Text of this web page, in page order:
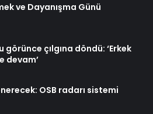
ve Dayanışma Günü
görünce çılgına döndü: ‘Erkek
devam’
OSB radarı sistemi